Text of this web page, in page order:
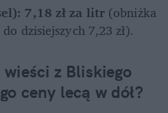
7,18 zł za litr (obniżka
dzisiejszych 7,23 zł).
z Bliskiego
ceny lecą w dół?